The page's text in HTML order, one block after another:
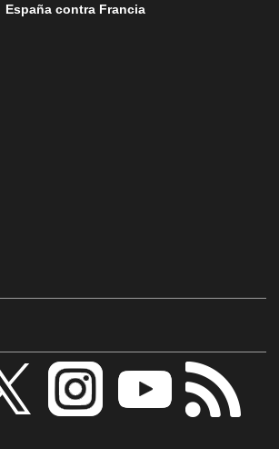
España contra Francia